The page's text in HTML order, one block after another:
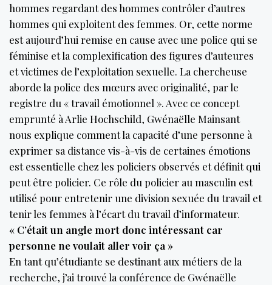
hommes regardant des hommes contrôler d’autres
hommes qui exploitent des femmes. Or, cette norme
est aujourd’hui remise en cause avec une police qui se
féminise et la complexification des figures d’auteures
et victimes de l’exploitation sexuelle. La chercheuse
aborde la police des mœurs avec originalité, par le
registre du « travail émotionnel ». Avec ce concept
emprunté à Arlie Hochschild, Gwénaëlle Mainsant
nous explique comment la capacité d’une personne à
exprimer sa distance vis-à-vis de certaines émotions
est essentielle chez les policiers observés et définit qui
peut être policier. Ce rôle du policier au masculin est
utilisé pour entretenir une division sexuée du travail et
tenir les femmes à l’écart du travail d’informateur.
« C’était un angle mort donc intéressant car
personne ne voulait aller voir ça »
En tant qu’étudiante se destinant aux métiers de la
recherche, j’ai trouvé la conférence de Gwénaëlle